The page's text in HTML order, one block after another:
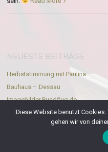
NEUESTE BEITRÄGE
Herbststimmung mit Paulina
Bauhaus – Dessau
Imagebilder Rundflug.de
Hausboote und Yachthafen
Paarfotos mit Junior in berlin
Diese Website benutzt
gehen wir von